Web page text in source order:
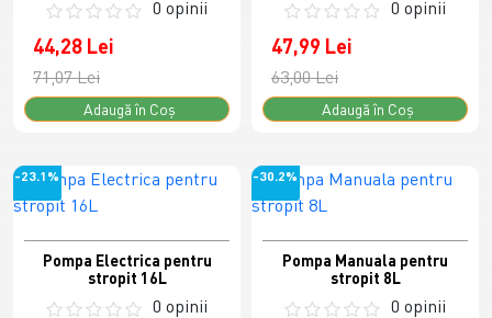
0 opinii
44,28 Lei
71,07 Lei
Adaugă în Coş
0 opinii
47,99 Lei
63,00 Lei
Adaugă în Coş
-23.1%
Pompa Electrica pentru
stropit 16L
0 opinii
-30.2%
Pompa Manuala pentru
stropit 8L
0 opinii